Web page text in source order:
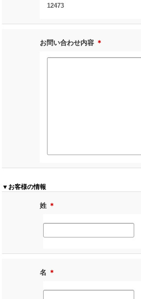
12473
お問い合わせ内容 ＊
▼お客様の情報
姓 ＊
名 ＊